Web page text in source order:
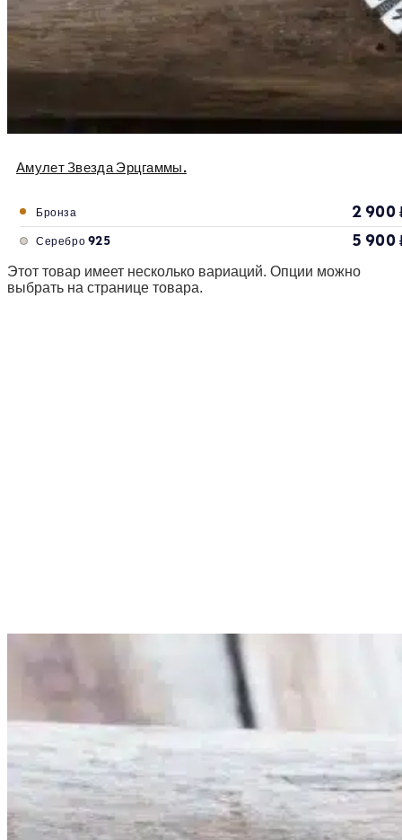
Амулет Звезда Эрцгаммы.
Бронза 2 900
Серебро 925 5 900
Этот товар имеет несколько вариаций. Опции можно
выбрать на странице товара.